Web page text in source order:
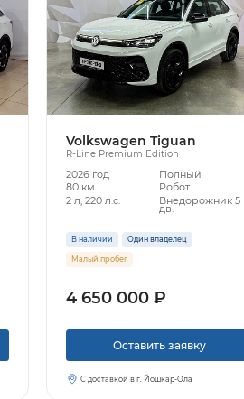
Volkswagen Tiguan
R-Line Premium Edition
2026 год
Полный
80 км.
Робот
2 л, 220 л.с.
Внедорожник 5
дв.
В наличии Один владелец
Малый пробег
4 650 000 ₽
Оставить заявку
С доставкой в г. Йошкар-Ола